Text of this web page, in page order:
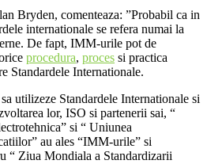
Bryden, comenteaza: ”Probabil ca in
internationale se refera numai la
De fapt, IMM-urile pot de
procedura, proces si practica
Standardele Internationale.
utilizeze Standardele Internationale si
lor, ISO si partenerii sai, “
si “ Uniunea
au ales “IMM-urile” si
“ Ziua Mondiala a Standardizarii